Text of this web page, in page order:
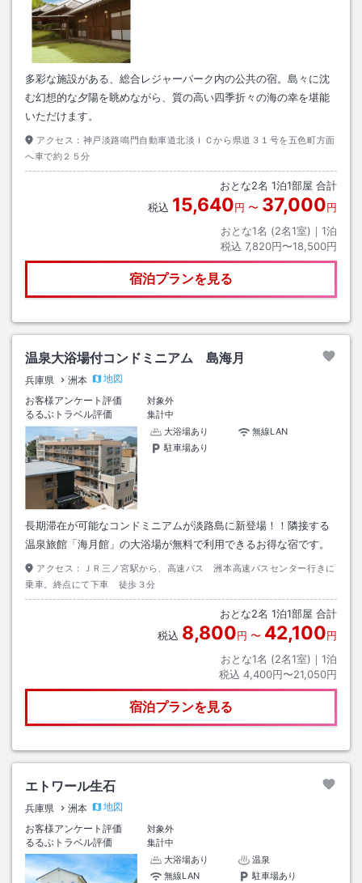
多彩な施設がある、総合レジャーパーク内の公共の宿。島々に沈
む幻想的な夕陽を眺めながら、質の高い四季折々の海の幸を堪能
いただけます。
アクセス： 神戸淡路鳴門自動車道北淡ＩＣから県道３１号を五色町方面
へ車で約２５分
おとな2名 1泊1部屋 合計
税込 15,640円 〜 37,000円
おとな1名 (2名1室)｜ 1泊
税込 7,820円〜18,500円
宿泊プランを見る
温泉大浴場付コンドミニアム 島海月
兵庫県 洲本
地図
お客様アンケート評価
対象外
るるぶトラベル評価
集計中
大浴場あり
無線LAN
駐車場あり
長期滞在が可能なコンドミニアムが淡路島に新登場！！隣接する
温泉旅館「海月館」の大浴場が無料で利用できるお得な宿です。
アクセス：
ＪＲ三ノ宮駅から、高速バス 洲本高速バスセンター行きに
乗車。終点にて下車 徒歩３分
おとな2名 1泊1部屋 合計
税込 8,800円 〜 42,100円
おとな1名 (2名1室)｜ 1泊
税込 4,400円〜21,050円
宿泊プランを見る
エトワール生石
兵庫県 洲本
地図
お客様アンケート評価
対象外
るるぶトラベル評価
集計中
大浴場あり
温泉
無線LAN
駐車場あり